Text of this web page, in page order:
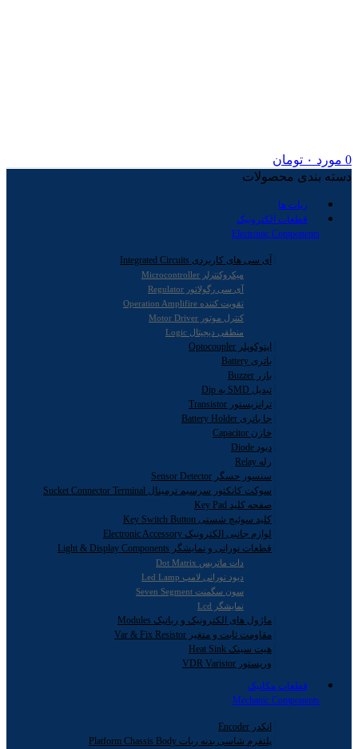
0 مورد ۰ تومان
دسته بندی محصولات
ربات ها
قطعات الکترونیک
Electronic Components
آی سی های کاربردی Integrated Circuits
میکروکنترلر Microcontroller
آی سی رگولاتور Regulator
تقویت کننده Operation Amplifire
کنترل موتور Motor Driver
منطقی دیجیتال Logic
اپتوکوپلر Optocoupler
باتری Battery
بازر Buzzer
تبدیل SMD به Dip
ترانزیستور Transistor
جا باتری Battery Holder
خازن Capacitor
دیود Diode
رله Relay
سنسور حسگر Sensor Detector
سوکت کانکتور سرسیم ترمینال Sucket Connector Terminal
صفحه کلید Key Pad
کلید سوئیچ شستی Key Switch Button
لوازم جانبی الکترونیک Electronic Accessory
قطعات نورانی و نمایشگر Light & Display Components
دات ماتریس Dot Matrix
دیود نورانی لامپ Led Lamp
سون سگمنت Seven Segment
نمایشگر Lcd
ماژول های الکترونیک و رباتیک Modules
مقاومت ثابت و متغیر Var & Fix Resistor
هیت سینک Heat Sink
وریستور VDR Varistor
قطعات مکانیک
Mechanic Components
انکدر Encoder
پلتفرم شاسی بدنه ربات Platform Chassis Body